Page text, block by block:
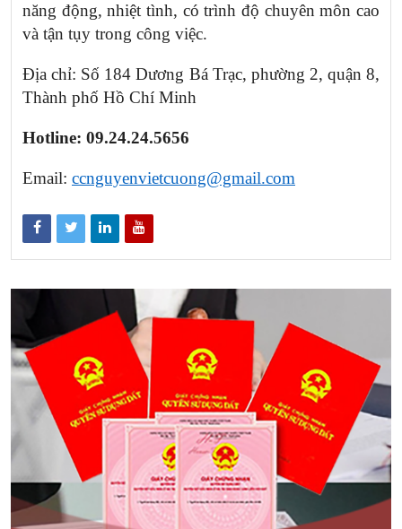
năng động, nhiệt tình, có trình độ chuyên môn cao
và tận tụy trong công việc.
Địa chỉ: Số 184 Dương Bá Trạc, phường 2, quận 8,
Thành phố Hồ Chí Minh
Hotline: 09.24.24.5656
Email: ccnguyenvietcuong@gmail.com